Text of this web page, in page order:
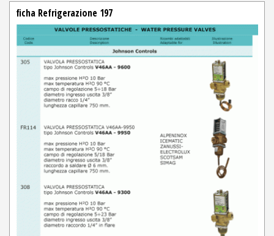
ficha Refrigerazione 197